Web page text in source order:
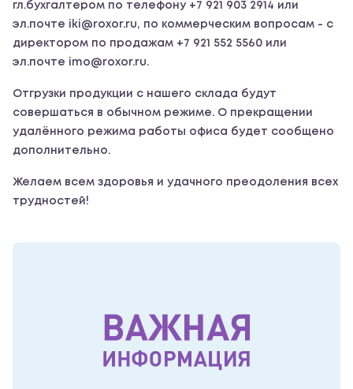
гл.бухгалтером по телефону +7 921 903 2914 или
эл.почте iki@roxor.ru, по коммерческим вопросам - с
директором по продажам +7 921 552 5560 или
эл.почте imo@roxor.ru.
Отгрузки продукции с нашего склада будут
совершаться в обычном режиме. О прекращении
удалённого режима работы офиса будет сообщено
дополнительно.
Желаем всем здоровья и удачного преодоления всех
трудностей!